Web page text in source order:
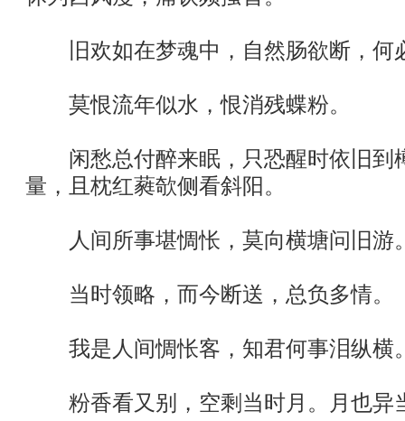
旧欢如在梦魂中，自然肠欲断，何
莫恨流年似水，恨消残蝶粉。
闲愁总付醉来眠，只恐醒时依旧到
量，且枕红蕤欹侧看斜阳。
人间所事堪惆怅，莫向横塘问旧游
当时领略，而今断送，总负多情。
我是人间惆怅客，知君何事泪纵横
粉香看又别，空剩当时月。月也异